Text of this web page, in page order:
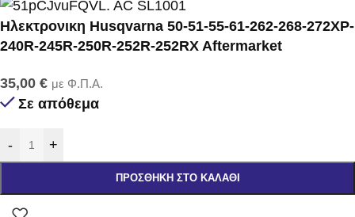
Ηλεκτρονικη Husqvarna 50-51-55-61-262-268-272XP-
240R-245R-250R-252R-252RX Aftermarket
35,00 € με Φ.Π.Α.
Σε απόθεμα
- +
ΠΡΟΣΘΉΚΗ ΣΤΟ ΚΑΛΆΘΙ